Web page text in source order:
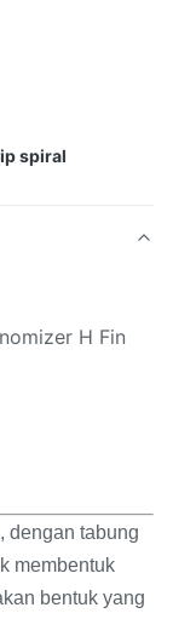
spiral
H Fin
dengan tabung
membentuk
bentuk yang